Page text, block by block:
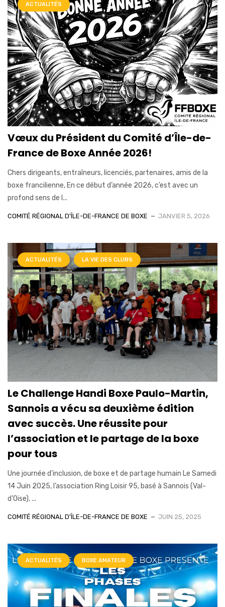
ACTUALITÉS
Vœux du Président du Comité d’Île-de-
France de Boxe Année 2026!
Chers dirigeants, entraîneurs, licenciés, partenaires, amis de la
boxe francilienne, En ce début d’année 2026, c’est avec un
profond sens de l...
COMITÉ RÉGIONAL D'ÎLE-DE-FRANCE DE BOXE JANVIER 5, 2026
ACTUALITÉS LA VIE DES CLUBS
Le Challenge Handi Boxe Paulo-Martin,
Sannois a vécu sa deuxième édition
avec succès. Une réussite pour
l’association et le partage de la boxe
pour tous
Une journée d’inclusion, de boxe et de partage humain Le Samedi
14 Juin 2025, l’association Ring Loisir 95, basé à Sannois (Val-
d’Oise), ...
COMITÉ RÉGIONAL D'ÎLE-DE-FRANCE DE BOXE JUIN 25, 2025
ACTUALITÉS BOXE AMATEUR